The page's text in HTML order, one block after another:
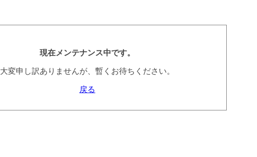
現在メンテナンス中です。
大変申し訳ありませんが、暫くお待ちください。
戻る